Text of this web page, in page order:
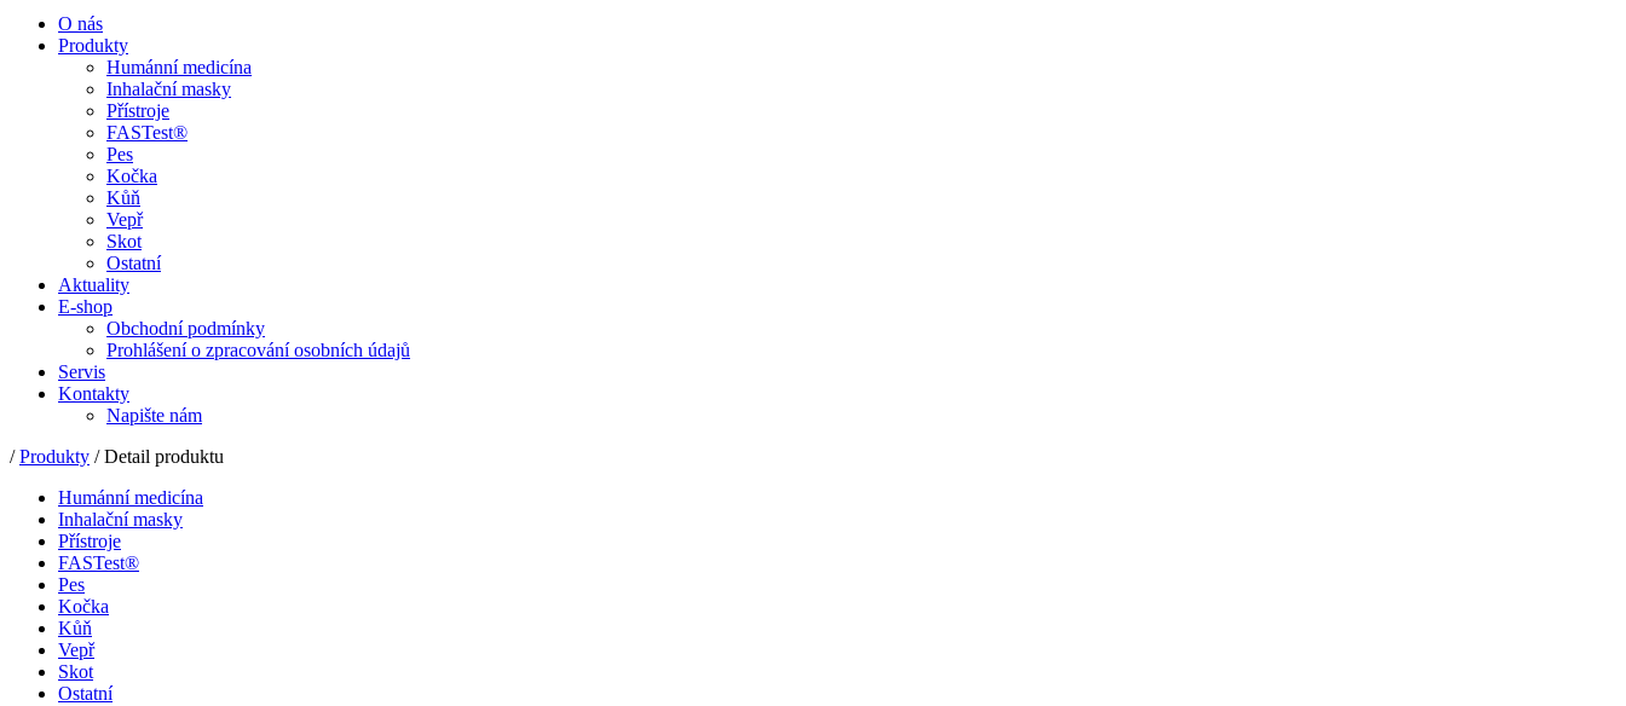
O nás
Produkty
Humánní medicína
Inhalační masky
Přístroje
FASTest®
Pes
Kočka
Kůň
Vepř
Skot
Ostatní
Aktuality
E-shop
Obchodní podmínky
Prohlášení o zpracování osobních údajů
Servis
Kontakty
Napište nám
/Produkty / Detail produktu
Humánní medicína
Inhalační masky
Přístroje
FASTest®
Pes
Kočka
Kůň
Vepř
Skot
Ostatní